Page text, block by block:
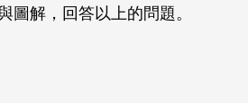
圖解，回答以上的問題。